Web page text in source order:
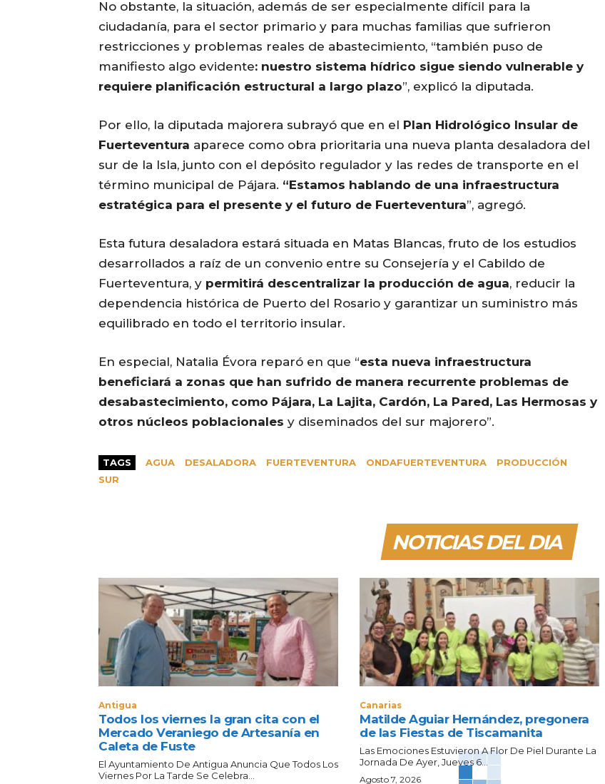
No obstante, la situación, además de ser especialmente difícil para la
ciudadanía, para el sector primario y para muchas familias que sufrieron
restricciones y problemas reales de abastecimiento, “también puso de
manifiesto algo evidente: nuestro sistema hídrico sigue siendo vulnerable y
requiere planificación estructural a largo plazo”, explicó la diputada.
Por ello, la diputada majorera subrayó que en el Plan Hidrológico Insular de
Fuerteventura aparece como obra prioritaria una nueva planta desaladora del
sur de la Isla, junto con el depósito regulador y las redes de transporte en el
término municipal de Pájara. “Estamos hablando de una infraestructura
estratégica para el presente y el futuro de Fuerteventura”, agregó.
Esta futura desaladora estará situada en Matas Blancas, fruto de los estudios
desarrollados a raíz de un convenio entre su Consejería y el Cabildo de
Fuerteventura, y permitirá descentralizar la producción de agua, reducir la
dependencia histórica de Puerto del Rosario y garantizar un suministro más
equilibrado en todo el territorio insular.
En especial, Natalia Évora reparó en que “esta nueva infraestructura
beneficiará a zonas que han sufrido de manera recurrente problemas de
desabastecimiento, como Pájara, La Lajita, Cardón, La Pared, Las Hermosas y
otros núcleos poblacionales y diseminados del sur majorero”.
TAGS AGUA DESALADORA FUERTEVENTURA ONDAFUERTEVENTURA
PRODUCCIÓN
SUR
NOTICIAS DEL DIA
Antigua
Todos los viernes la gran cita con el
Mercado Veraniego de Artesanía en
Caleta de Fuste
El Ayuntamiento De Antigua Anuncia Que Todos Los
Viernes Por La Tarde Se Celebra...
Canarias
Matilde Aguiar Hernández, pregonera
de las Fiestas de Tiscamanita
Las Emociones Estuvieron A Flor De Piel Durante La
Jornada De Ayer, Jueves 6...
Agosto 7, 2026